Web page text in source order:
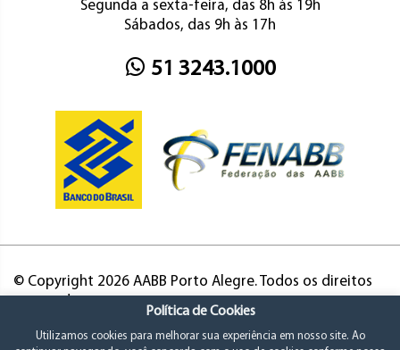
Segunda a sexta-feira, das 8h às 19h
Sábados, das 9h às 17h
51 3243.1000
© Copyright 2026 AABB Porto Alegre. Todos os direitos
Política de Cookies
Utilizamos cookies para melhorar sua experiência em nosso site. Ao